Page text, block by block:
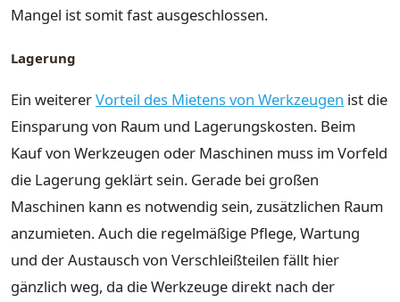
Mangel ist somit fast ausgeschlossen.
Lagerung
Ein weitererVorteil des Mietens von Werkzeugen ist die
Einsparung von Raum und Lagerungskosten. Beim
Kauf von Werkzeugen oder Maschinen muss im Vorfeld
die Lagerung geklärt sein. Gerade bei großen
Maschinen kann es notwendig sein, zusätzlichen Raum
anzumieten. Auch die regelmäßige Pflege, Wartung
und der Austausch von Verschleißteilen fällt hier
gänzlich weg, da die Werkzeuge direkt nach der